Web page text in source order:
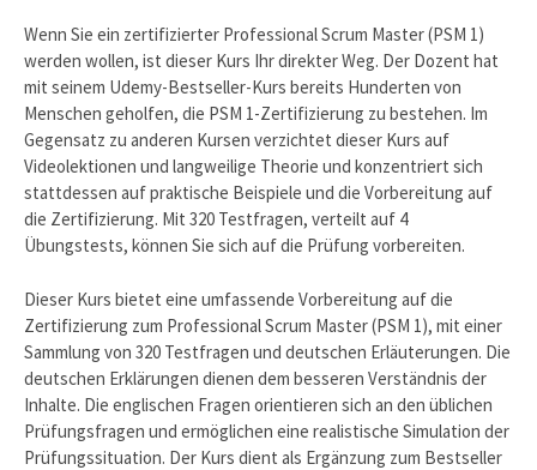
Wenn Sie ein zertifizierter Professional Scrum Master (PSM 1)
werden wollen, ist dieser Kurs Ihr direkter Weg. Der Dozent hat
mit seinem Udemy-Bestseller-Kurs bereits Hunderten von
Menschen geholfen, die PSM 1-Zertifizierung zu bestehen. Im
Gegensatz zu anderen Kursen verzichtet dieser Kurs auf
Videolektionen und langweilige Theorie und konzentriert sich
stattdessen auf praktische Beispiele und die Vorbereitung auf
die Zertifizierung. Mit 320 Testfragen, verteilt auf 4
Übungstests, können Sie sich auf die Prüfung vorbereiten.
Dieser Kurs bietet eine umfassende Vorbereitung auf die
Zertifizierung zum Professional Scrum Master (PSM 1), mit einer
Sammlung von 320 Testfragen und deutschen Erläuterungen. Die
deutschen Erklärungen dienen dem besseren Verständnis der
Inhalte. Die englischen Fragen orientieren sich an den üblichen
Prüfungsfragen und ermöglichen eine realistische Simulation der
Prüfungssituation. Der Kurs dient als Ergänzung zum Bestseller